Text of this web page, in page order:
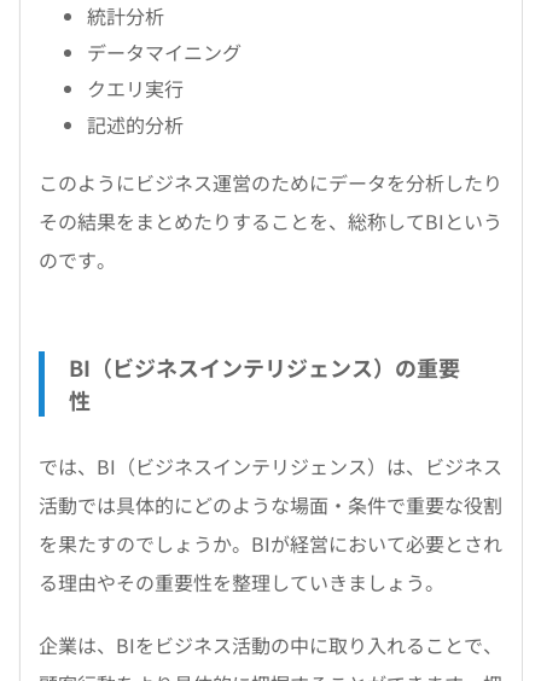
統計分析
データマイニング
クエリ実行
記述的分析
このようにビジネス運営のためにデータを分析したり
その結果をまとめたりすることを、総称してBIという
のです。
BI（ビジネスインテリジェンス）の重要
性
では、BI（ビジネスインテリジェンス）は、ビジネス
活動では具体的にどのような場面・条件で重要な役割
を果たすのでしょうか。BIが経営において必要とされ
る理由やその重要性を整理していきましょう。
企業は、BIをビジネス活動の中に取り入れることで、